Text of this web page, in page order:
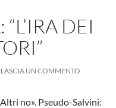
DEI
LASCIA UN COMMENTO
no». Pseudo-Salvini: